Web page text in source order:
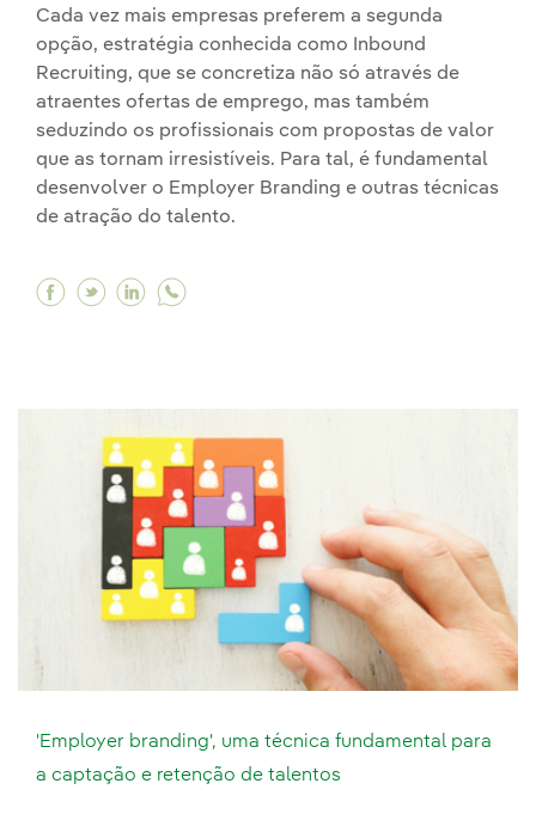
Cada vez mais empresas preferem a segunda
opção, estratégia conhecida como Inbound
Recruiting, que se concretiza não só através de
atraentes ofertas de emprego, mas também
seduzindo os profissionais com propostas de valor
que as tornam irresistíveis. Para tal, é fundamental
desenvolver o Employer Branding e outras técnicas
de atração do talento.
Facebook Inbound Recruiting: uma nova
Twitter Inbound Recruiting: uma nova
Linkedin Inbound Recruiting: uma
'Employer branding', uma técnica fundamental para
a captação e retenção de talentos